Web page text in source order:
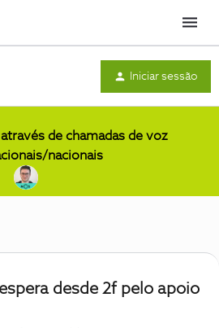
Menu
Iniciar sessão
de chamadas de voz
nacionais
desde 2f pelo apoio